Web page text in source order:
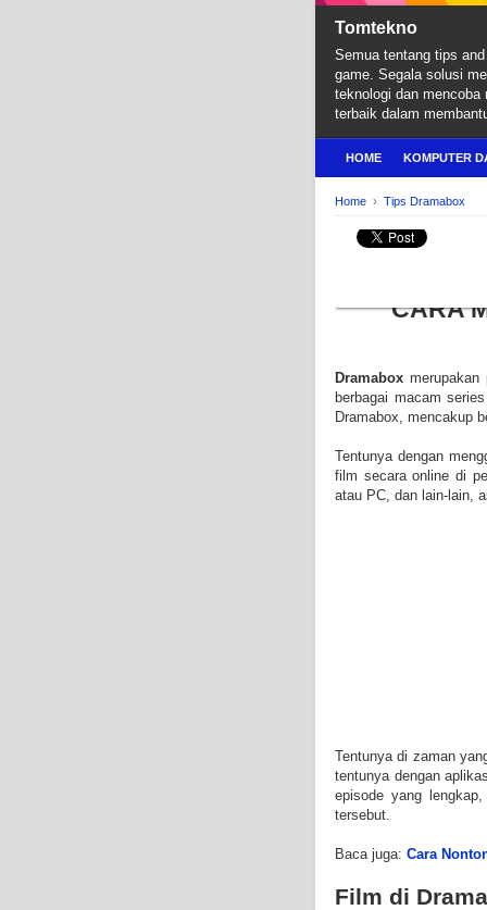
Tomtekno
Semua tentang tips
game. Segala solusi
teknologi dan mencoba
terbaik dalam
HOME KOMPUTER
Home › Tips Dramabox
TIPS DRAMABOX
Cara
CARA
Dramabox
berbagai macam
Dramabox, mencakup
Tentunya dengan
film secara online di
atau PC, dan lain-lain,
Tentunya di zaman
tentunya dengan
episode yang
tersebut.
Baca juga: Cara
Film di